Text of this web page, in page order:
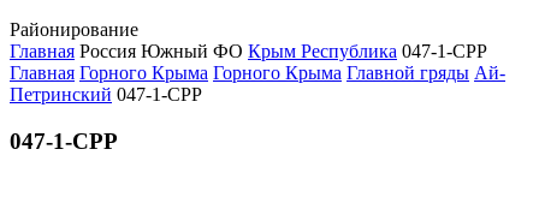
Районирование
Главная Россия Южный ФО Крым Республика 047-1-CPP
Главная Горного Крыма Горного Крыма Главной гряды Ай-
Петринский 047-1-CPP
047-1-CPP